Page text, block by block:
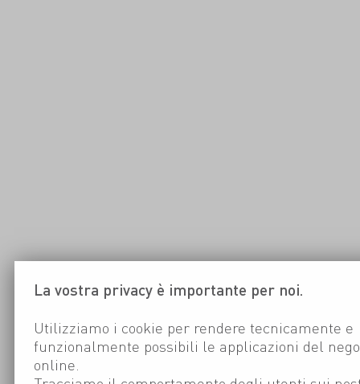
La vostra privacy è importante per noi.
Utilizziamo i cookie per rendere tecnicamente e
funzionalmente possibili le applicazioni del
online.